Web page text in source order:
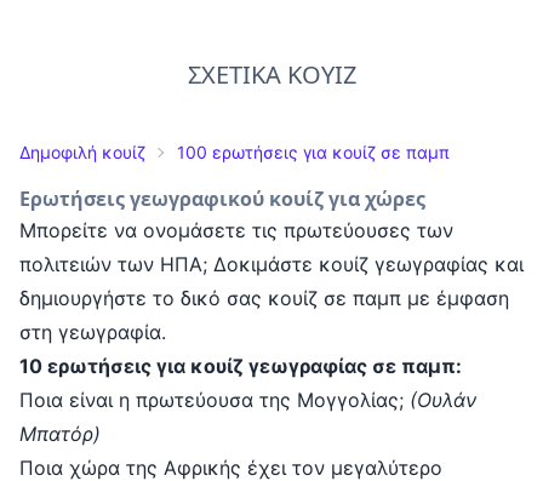
ΣΧΕΤΙΚΑ ΚΟΥΙΖ
Δημοφιλή κουίζ 100 ερωτήσεις για κουίζ σε παμπ
Ερωτήσεις γεωγραφικού κουίζ για χώρες
Μπορείτε να ονομάσετε τις πρωτεύουσες των
πολιτειών των ΗΠΑ; Δοκιμάστε κουίζ γεωγραφίας και
δημιουργήστε το δικό σας κουίζ σε παμπ με έμφαση
στη γεωγραφία.
10 ερωτήσεις για κουίζ γεωγραφίας σε παμπ:
Ποια είναι η πρωτεύουσα της Μογγολίας; (Ουλάν
Μπατόρ)
Ποια χώρα της Αφρικής έχει τον μεγαλύτερο